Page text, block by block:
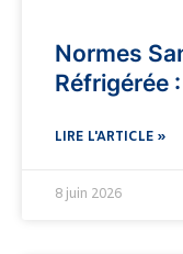
Normes
Réfrigérée
LIRE L'ARTICLE »
8 juin 2026